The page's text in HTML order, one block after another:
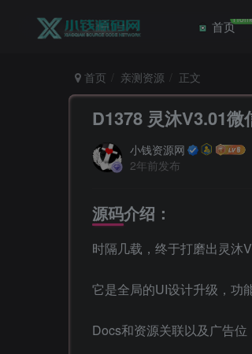
首页
首页 亲测资源 正文
D1378 灵沐V3.01
小钱资源网
2年前发布
源码介绍：
时隔几载，终于打磨出灵沐
它是全局的UI设计升级，功
Docs和资源关联以及广告位